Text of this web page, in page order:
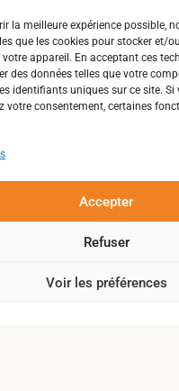
la meilleure expérience possible,
que les cookies pour stocker et/
appareil. En acceptant ces
des données telles que votre
identifiants uniques sur ce site. Si
votre consentement, certaines
Accepter
Refuser
Voir les préférences
RÊVONS
!